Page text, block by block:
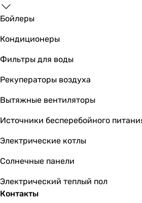
-
-
-
Производительность
0.13 л/мин
0.13 л/мин
0.13 л/мин
0.2 л/мин
0.13 л/мин
0.2 л/мин
0.13 л/мин
0.18 л/мин
Бойлеры
Кондиционеры
Фильтры для воды
Рекуператоры воздуха
Вытяжные вентиляторы
Источники бесперебойного
Электрические котлы
Солнечные панели
Электрический теплый пол
Контакты